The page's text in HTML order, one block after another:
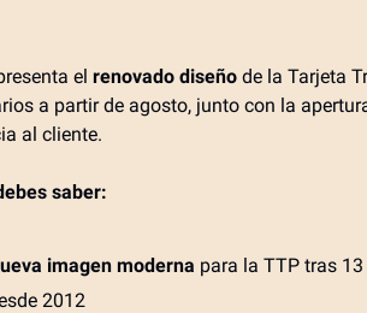
el renovado diseño de la Tarjeta
a partir de agosto, junto con la
al cliente.
saber:
imagen moderna para la TTP tras
2012